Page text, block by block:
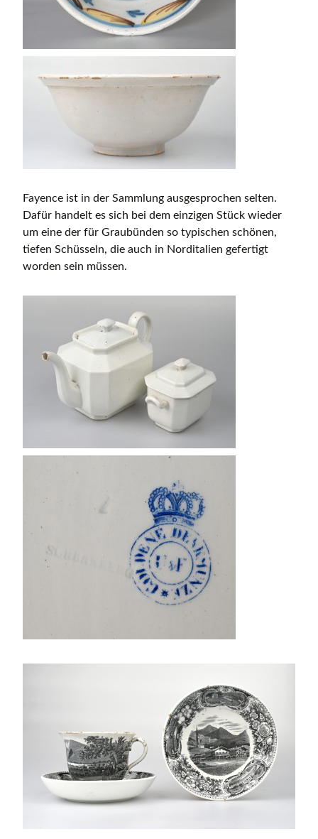
Fayence ist in der Sammlung ausgesprochen selten.
Dafür handelt es sich bei dem einzigen Stück wieder
um eine der für Graubünden so typischen schönen,
tiefen Schüsseln, die auch in Norditalien gefertigt
worden sein müssen.